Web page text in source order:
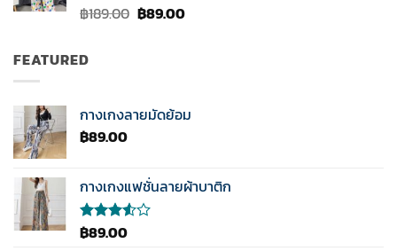
ให้
ตั้งแต่ 1-
5
฿189.00 Original
฿89.00Current
FEATURED
กางเกงลายมัดย้อม
฿89.00
กางเกงแฟชั่นลายผ้าบาติก
ให้
฿89.00